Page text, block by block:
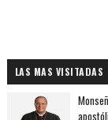
LAS MAS VISITADAS